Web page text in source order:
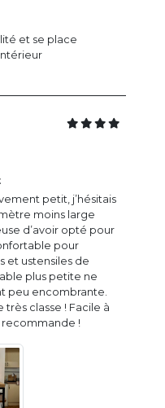
et se place
petit, j’hésitais
moins large
d’avoir opté pour
pour
et ustensiles de
plus petite ne
peu encombrante.
très classe ! Facile à
!